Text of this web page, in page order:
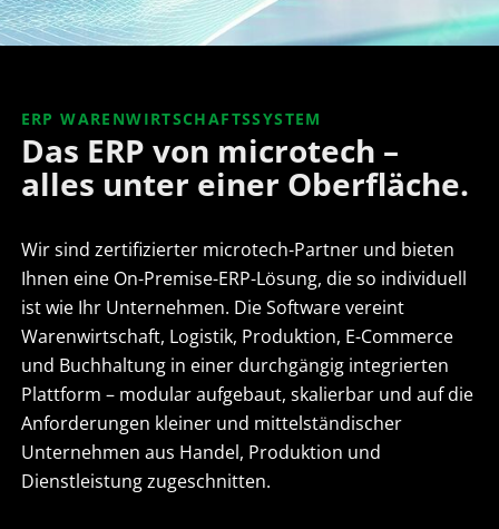
ERP WARENWIRTSCHAFTSSYSTEM
Das ERP von microtech –
alles unter einer Oberfläche.
Wir sind zertifizierter microtech-Partner und bieten
Ihnen eine On-Premise-ERP-Lösung, die so individuell
ist wie Ihr Unternehmen. Die Software vereint
Warenwirtschaft, Logistik, Produktion, E-Commerce
und Buchhaltung in einer durchgängig integrierten
Plattform – modular aufgebaut, skalierbar und auf die
Anforderungen kleiner und mittelständischer
Unternehmen aus Handel, Produktion und
Dienstleistung zugeschnitten.